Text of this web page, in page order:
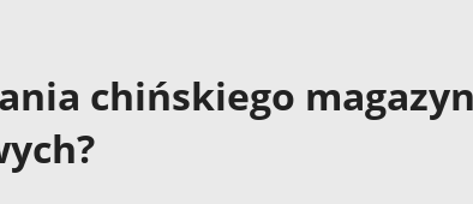
chińskiego